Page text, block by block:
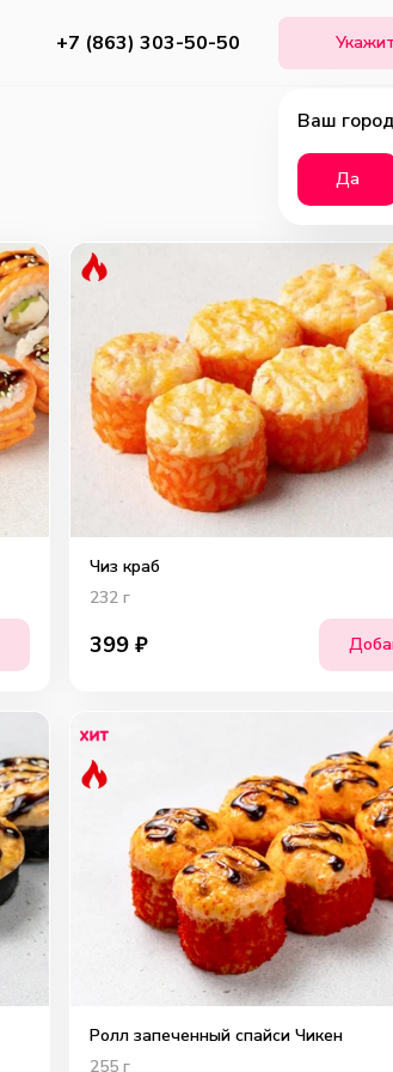
+7 (863) 303-50-50
Ваш
Да
Чиз краб
232 г
399₽
Ролл запеченный спайси Чикен
255 г